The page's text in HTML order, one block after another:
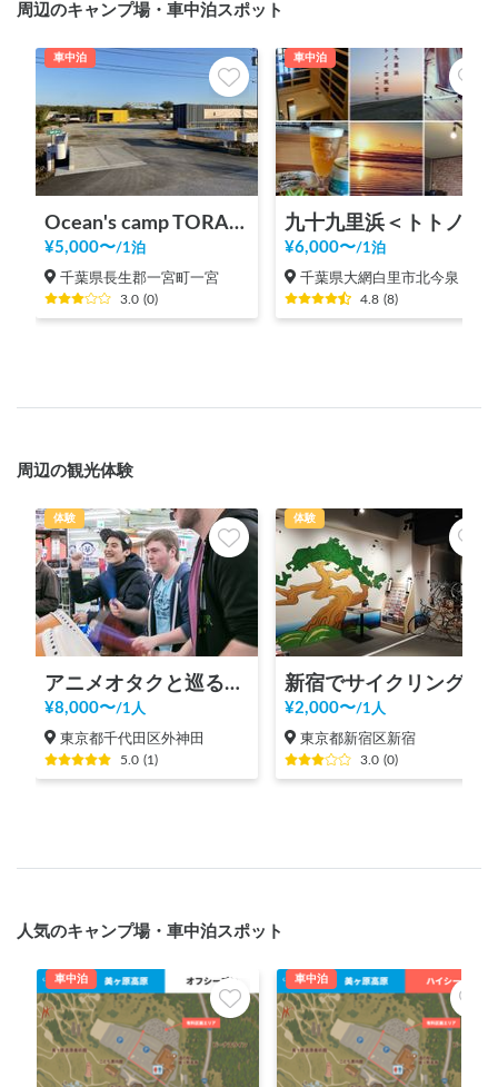
周辺のキャンプ場・車中泊スポット
車中泊
Ocean's camp TORAMII
¥5,000〜/1泊
千葉県長生郡一宮町一宮
3.0 (0)
車中泊
¥6,000〜/1泊
千葉県大網白里市北今泉
4.8 (8)
周辺の観光体験
体験
アニメオタクと巡る秋葉原ツアー！
¥8,000〜/1人
東京都千代田区外神田
5.0 (1 )
体験
¥2,000〜/1人
東京都新宿区新宿
3.0 (0)
人気のキャンプ場・車中泊スポット
車中泊 車中泊